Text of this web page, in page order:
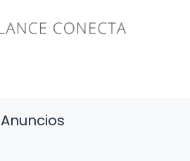
Anuncios